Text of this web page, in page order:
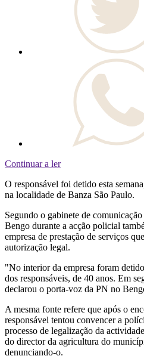
Continuar a ler
O responsável foi detido esta
na localidade de Banza São Paulo.
Segundo o gabinete de
Bengo durante a acção policial
empresa de prestação de serviços
autorização legal.
"No interior da empresa foram
dos responsáveis, de 40 anos. Em
declarou o porta-voz da PN no
A mesma fonte refere que após o
responsável tentou convencer a
processo de legalização da
do director da agricultura do
denunciando-o.